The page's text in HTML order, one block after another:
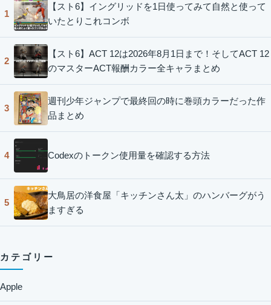
1
【スト6】イングリッドを1日使ってみて自然と使って
いたとりこれコンボ
2
【スト6】ACT 12は2026年8月1日まで！そしてACT 12
のマスターACT報酬カラー全キャラまとめ
3
週刊少年ジャンプで最終回の時に巻頭カラーだった作
品まとめ
4 Codexのトークン使用量を確認する方法
5
大鳥居の洋食屋「キッチンさん太」のハンバーグがう
ますぎる
カテゴリー
Apple